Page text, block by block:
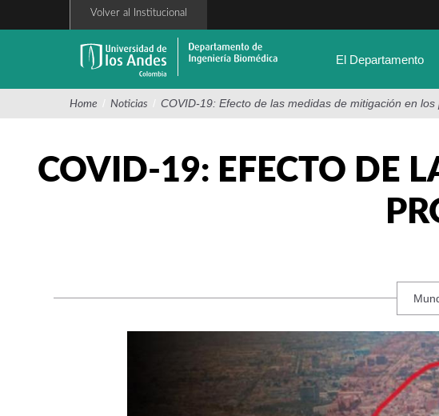
Volver al Institucional
El Departamento
Home / Noticias / COVID-19: Efecto de las medidas de mitigación en
COVID-19: EFECTO DE